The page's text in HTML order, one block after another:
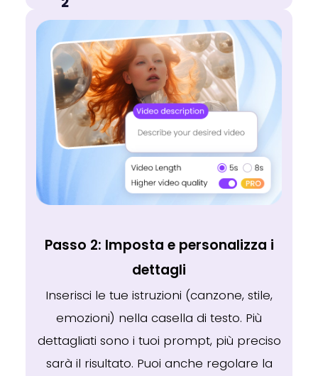
Passo 2: Imposta e personalizza i
dettagli
Inserisci le tue istruzioni (canzone, stile,
emozioni) nella casella di testo. Più
dettagliati sono i tuoi prompt, più preciso
sarà il risultato. Puoi anche regolare la